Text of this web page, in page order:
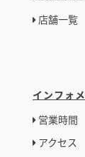
店舗一覧
インフォ
営業時間
アクセス